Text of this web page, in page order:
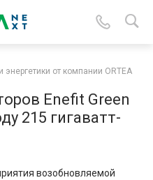
энергетики от компании ORTEA
Enefit Green
215 гигаватт-
возобновляемой